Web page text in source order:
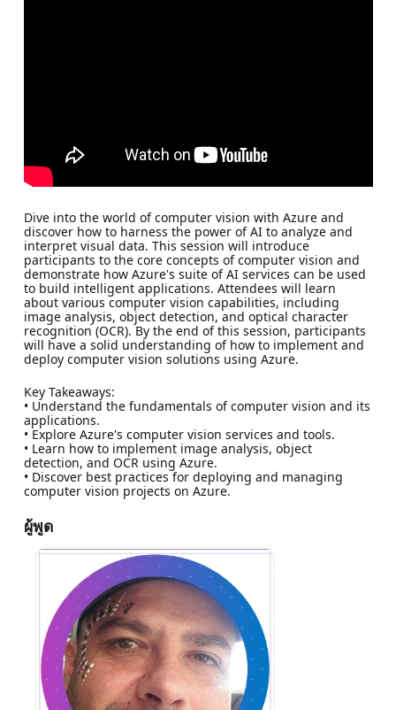
Dive into the world of computer vision with Azure and
discover how to harness the power of AI to analyze and
interpret visual data. This session will introduce
participants to the core concepts of computer vision and
demonstrate how Azure's suite of AI services can be used
to build intelligent applications. Attendees will learn
about various computer vision capabilities, including
image analysis, object detection, and optical character
recognition (OCR). By the end of this session, participants
will have a solid understanding of how to implement and
deploy computer vision solutions using Azure.
Key Takeaways:
• Understand the fundamentals of computer vision and its
applications.
• Explore Azure's computer vision services and tools.
• Learn how to implement image analysis, object
detection, and OCR using Azure.
• Discover best practices for deploying and managing
computer vision projects on Azure.
ผู้พูด